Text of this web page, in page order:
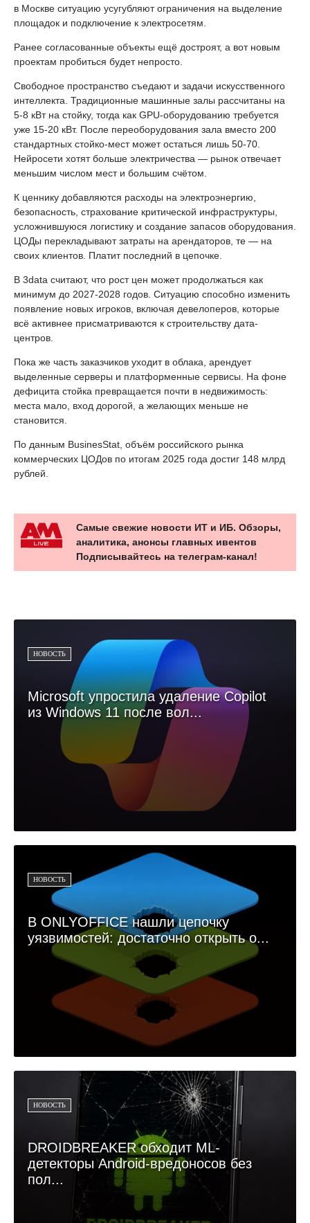
в Москве ситуацию усугубляют ограничения на выделение
площадок и подключение к электросетям.
Ранее согласованные объекты ещё достроят, а вот новым
проектам пробиться будет непросто.
Свободное пространство съедают и задачи искусственного
интеллекта. Традиционные машинные залы рассчитаны на
5-8 кВт на стойку, тогда как GPU-оборудованию требуется
уже 15-20 кВт. После переоборудования зала вместо 200
стандартных стойко-мест может остаться лишь 50-70.
Нейросети хотят больше электричества — рынок отвечает
меньшим числом мест и большим счётом.
К ценнику добавляются расходы на электроэнергию,
безопасность, страхование критической инфраструктуры,
усложнившуюся логистику и создание запасов оборудования.
ЦОДы перекладывают затраты на арендаторов, те — на
своих клиентов. Платит последний в цепочке.
В 3data считают, что рост цен может продолжаться как
минимум до 2027-2028 годов. Ситуацию способно изменить
появление новых игроков, включая девелоперов, которые
всё активнее присматриваются к строительству дата-
центров.
Пока же часть заказчиков уходит в облака, арендует
выделенные серверы и платформенные сервисы. На фоне
дефицита стойка превращается почти в недвижимость:
места мало, вход дорогой, а желающих меньше не
становится.
По данным BusinesStat, объём российского рынка
коммерческих ЦОДов по итогам 2025 года достиг 148 млрд
рублей.
Самые свежие новости ИТ и ИБ. Обзоры,
аналитика, анонсы главных ивентов
Подписывайтесь на телеграм-канал!
НОВОСТЬ
Microsoft упростила удаление Copilot
из Windows 11 после вол...
НОВОСТЬ
В ONLYOFFICE нашли цепочку
уязвимостей: достаточно открыть о...
НОВОСТЬ
DROIDBREAKER обходит ML-
детекторы Android-вредоносов без
пол...